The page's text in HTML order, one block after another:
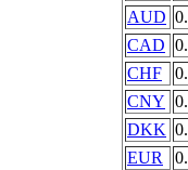
AUD
CAD
CHF
CNY
DKK
EUR